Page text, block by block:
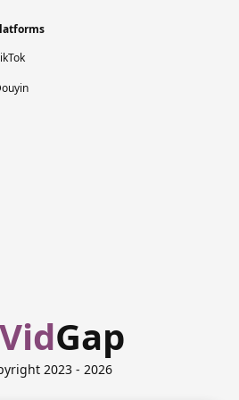
VidGap
2023 - 2026